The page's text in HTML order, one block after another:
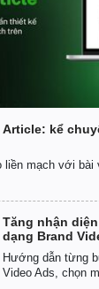
Article: kể
liền mạch với bài
Tăng nhận
dạng Brand
Hướng dẫn từng
Video Ads, chọn